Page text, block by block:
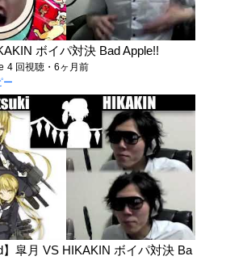
ボイパ対決 Bad Apple!!
4 回視聴・6ヶ月前
ー
】皐月 VS HIKAKIN ボイパ対決 Ba